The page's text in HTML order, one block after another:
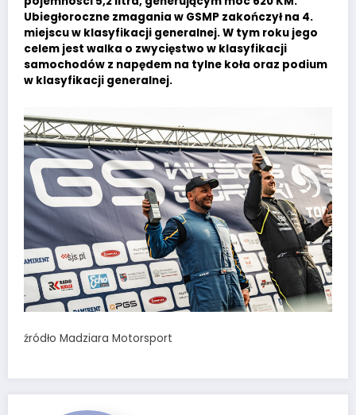
Ubiegłoroczne zmagania w GSMP zakończył na 4.
miejscu w klasyfikacji generalnej. W tym roku jego
celem jest walka o zwycięstwo w klasyfikacji
samochodów z napędem na tylne koła oraz podium
w klasyfikacji generalnej.
źródło Madziara Motorsport